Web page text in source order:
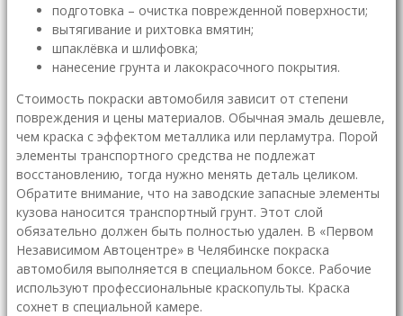
подготовка – очистка поврежденной поверхности;
вытягивание и рихтовка вмятин;
шпаклёвка и шлифовка;
нанесение грунта и лакокрасочного покрытия.
Стоимость покраски автомобиля зависит от степени
повреждения и цены материалов. Обычная эмаль дешевле,
чем краска с эффектом металлика или перламутра. Порой
элементы транспортного средства не подлежат
восстановлению, тогда нужно менять деталь целиком.
Обратите внимание, что на заводские запасные элементы
кузова наносится транспортный грунт. Этот слой
обязательно должен быть полностью удален. В «Первом
Независимом Автоцентре» в Челябинске покраска
автомобиля выполняется в специальном боксе. Рабочие
используют профессиональные краскопульты. Краска
сохнет в специальной камере.